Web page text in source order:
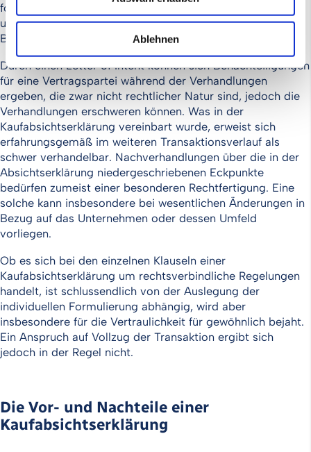
Ablehnen
formuliert und unterschrieben werden, da diese eine nicht
unwesentliche verhaltenspsychologische Wirkung und
Bedeutung hat.
Durch einen Letter of Intent können sich Benachteiligungen
für eine Vertragspartei während der Verhandlungen
ergeben, die zwar nicht rechtlicher Natur sind, jedoch die
Verhandlungen erschweren können. Was in der
Kaufabsichtserklärung vereinbart wurde, erweist sich
erfahrungsgemäß im weiteren Transaktionsverlauf als
schwer verhandelbar. Nachverhandlungen über die in der
Absichtserklärung niedergeschriebenen Eckpunkte
bedürfen zumeist einer besonderen Rechtfertigung. Eine
solche kann insbesondere bei wesentlichen Änderungen in
Bezug auf das Unternehmen oder dessen Umfeld
vorliegen.
Ob es sich bei den einzelnen Klauseln einer
Kaufabsichtserklärung um rechtsverbindliche Regelungen
handelt, ist schlussendlich von der Auslegung der
individuellen Formulierung abhängig, wird aber
insbesondere für die Vertraulichkeit für gewöhnlich bejaht.
Ein Anspruch auf Vollzug der Transaktion ergibt sich
jedoch in der Regel nicht.
Die Vor- und Nachteile einer
Kaufabsichtserklärung